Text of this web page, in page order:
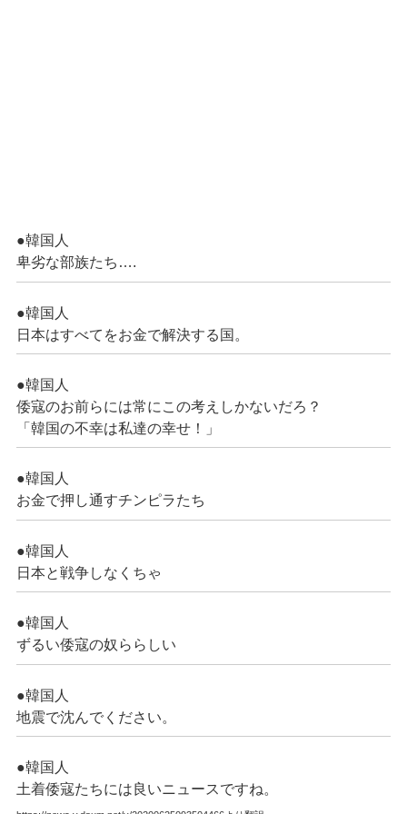
●韓国人
卑劣な部族たち….
●韓国人
日本はすべてをお金で解決する国。
●韓国人
倭寇のお前らには常にこの考えしかないだろ？
「韓国の不幸は私達の幸せ！」
●韓国人
お金で押し通すチンピラたち
●韓国人
日本と戦争しなくちゃ
●韓国人
ずるい倭寇の奴ららしい
●韓国人
地震で沈んでください。
●韓国人
土着倭寇たちには良いニュースですね。